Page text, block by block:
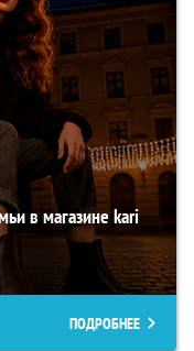
в магазине kari
ПОДРОБНЕЕ